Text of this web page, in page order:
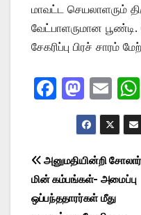
மாவட்ட செயலாளரும்
வேட்பாளருமான
சேகரிப்பு பிரச் சாரம்
F
e
b
o
M
a
st
o
d
o
E
m
ail
s
Post
navigation
அனுமதியின்றி சோலார்
மின் கம்பங்கள்- அமைப்பு
ஒப்பந்ததாரர்கள் மீது